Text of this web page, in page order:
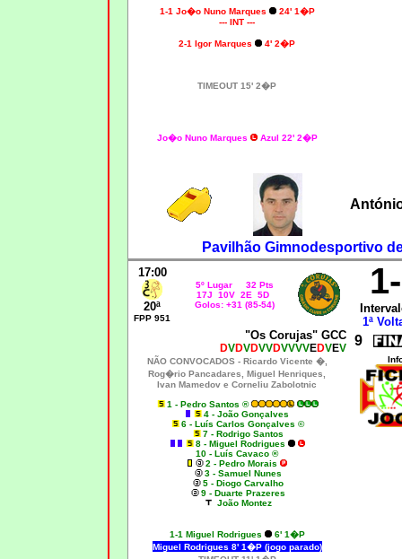
1-1 Jo�o Nuno Marques
24' 1�P
--- INT ---
2-1 Igor Marques 4' 2�P
TIMEOUT 15' 2�P
Jo�o Nuno Marques Azul 22' 2�P
Pavilhão Gimnodesportivo
17:00
20ª
FPP 951
5º Lugar 32 Pts
17J 10V 2E 5D
Golos: +31 (85-54)
1
1ª
"Os Corujas" GCC
DVDVDVVDVVVVEDVEV 9
NÃO CONVOCADOS - Ricardo Vicente �,
Rog�rio Pancadares, Miguel Henriques,
Ivan Mamedov e Corneliu Zabolotnic
1 - Pedro Santos ®
4 - João Gonçalves
6 - Luís Carlos Gonçalves ©
7 - Rodrigo Santos
8 - Miguel Rodrigues
10 - Luís Cavaco ®
2 - Pedro Morais
3 - Samuel Nunes
5 - Diogo Carvalho
9 - Duarte Prazeres
João Montez
1-1 Miguel Rodrigues
6' 1�P
Miguel Rodrigues 8' 1�P (jogo parado)